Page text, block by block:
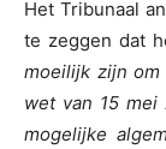
Het Tribunaal
te zeggen dat
moeilijk zijn om
wet van 15
mogelijke